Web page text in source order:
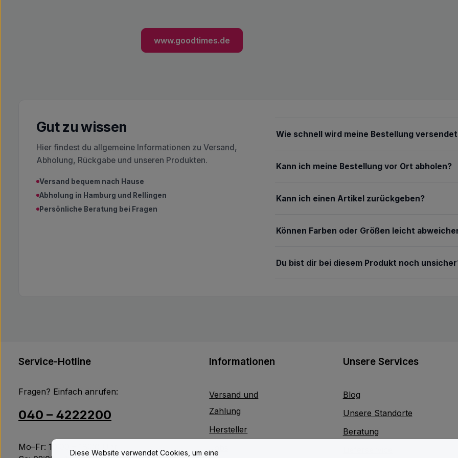
www.goodtimes.de
Gut zu wissen
Hier findest du allgemeine Informationen zu Versand,
Abholung, Rückgabe und unseren Produkten.
Versand bequem nach Hause
Abholung in Hamburg und Rellingen
Persönliche Beratung bei Fragen
Wie schnell wird meine Bestellung
Kann ich meine Bestellung vor Ort abholen?
Kann ich einen Artikel zurückgeben?
Können Farben oder Größen leicht
Du bist dir bei diesem Produkt noch
Service-Hotline
Fragen? Einfach anrufen:
040 – 4222200
Mo–Fr: 10:00 – 18:00 Uhr
Informationen
Versand und
Zahlung
Hersteller
Jobs
Unsere Services
Blog
Unsere Standorte
Beratung
Diese Website verwendet Cookies, um eine